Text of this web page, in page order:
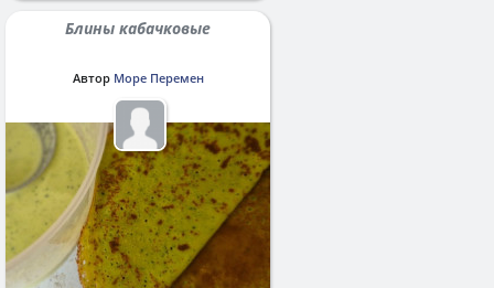
Блины кабачковые
Автор Море Перемен